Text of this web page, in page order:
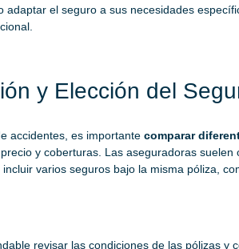
adaptar el seguro a sus necesidades
y Elección del
accidentes, es importante comparar
y coberturas. Las aseguradoras suelen
varios seguros bajo la misma póliza,
revisar las condiciones de las pólizas y